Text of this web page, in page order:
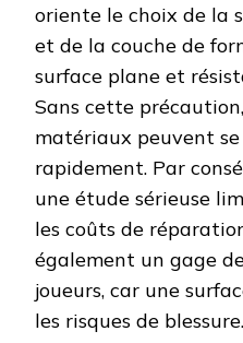
oriente le choix de la
et de la couche de
surface plane et
Sans cette
matériaux peuvent
rapidement. Par
une étude sérieuse
les coûts de
également un gage
joueurs, car une
les risques de